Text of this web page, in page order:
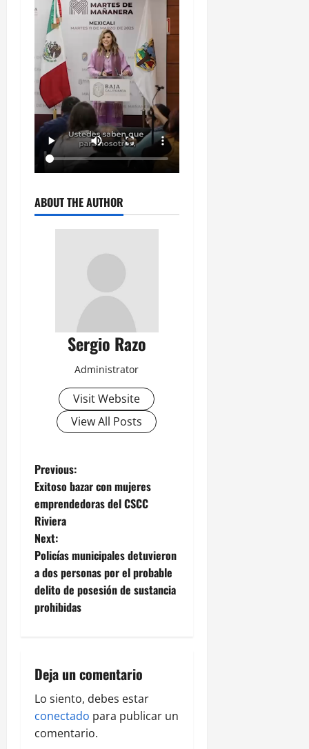
ABOUT THE AUTHOR
Sergio Razo
Administrator
Visit Website
View All Posts
P
o
s
t
n
a
i
g
a
Previous:
Exitoso bazar con mujeres
emprendedoras del CSCC
Riviera
Next:
Policías municipales detuvieron
a dos personas por el probable
delito de posesión de sustancia
prohibidas
Deja un comentario
Lo siento, debes estar
conectado para publicar un
comentario.